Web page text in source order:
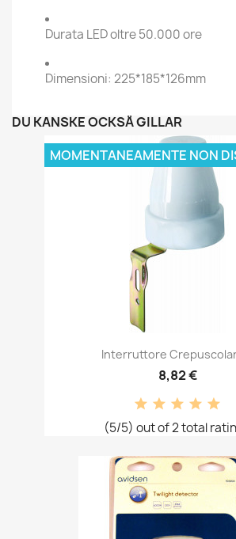
Durata LED oltre 50.000 ore
Dimensioni: 225*185*126mm
DU KANSKE OCKSÅ GILLAR
Interruttore
8,82 €
(5/5) out of 2 total
MOMENTANEAMENTE NON